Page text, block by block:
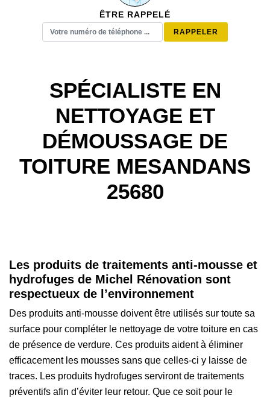
ÊTRE RAPPELÉ
SPÉCIALISTE EN
NETTOYAGE ET
DÉMOUSSAGE DE
TOITURE MESANDANS
25680
Les produits de traitements anti-mousse et
hydrofuges de Michel Rénovation sont
respectueux de l’environnement
Des produits anti-mousse doivent être utilisés sur toute sa
surface pour compléter le nettoyage de votre toiture en cas
de présence de verdure. Ces produits aident à éliminer
efficacement les mousses sans que celles-ci y laisse de
traces. Les produits hydrofuges serviront de traitements
préventifs afin d’éviter leur retour. Que ce soit pour le